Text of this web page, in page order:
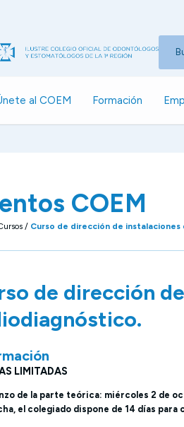
al COEM Formación
COEM
/ Curso de dirección de
de dirección
LIMITADAS
de la parte teórica: miércoles 2 de
el colegiado dispone de 14 días para